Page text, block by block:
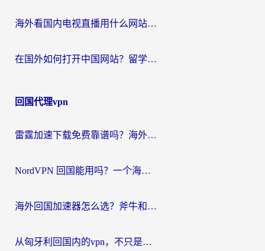
海外看国内电视直播用什么网站比较好？一篇解决你所有追剧难题的实用指南
在国外如何打开中国网站？留学生与海外华人的无缝访问指南
回国代理vpn
雷霆加速下载免费靠谱吗？海外党选回国加速器的避坑指南（附热门工具对比）
NordVPN 回国能用吗？一个海外用户必须面对的真实困境
海外回国加速器怎么选？斧牛和海龟哪个好？一篇帮你避开坑的实用指南
从匈牙利回国内的vpn，不只是为了刷剧那么简单